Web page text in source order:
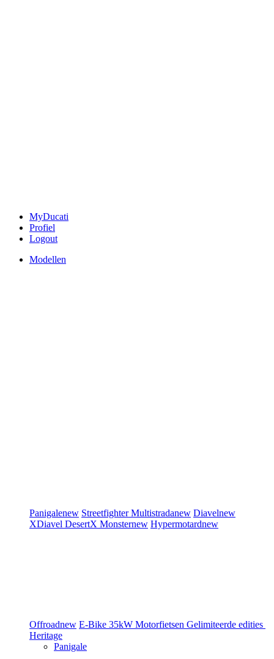
MyDucati
Profiel
Logout
Modellen
Panigalenew StreetfighterMultistradanew Diavelnew
XDiavel DesertX Monsternew Hypermotardnew
Offroadnew E-Bike 35kW Motorfietsen Gelimiteerde edities
Heritage
Panigale